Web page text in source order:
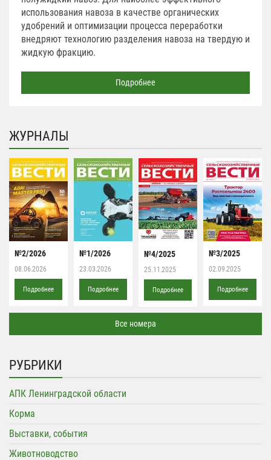
использования навоза в качестве органических
удобрений и оптимизации процесса переработки
внедряют технологию разделения навоза на твердую и
жидкую фракцию.
Подробнее
ЖУРНАЛЫ
№2/2026
08.06.2026
Подробнее
№1/2026
23.03.2026
Подробнее
№4/2025
25.11.2025
Подробнее
№3/2025
02.09.2025
Подробнее
Все номера
РУБРИКИ
АПК Ленинградской области
Корма
Выставки, события
Животноводство